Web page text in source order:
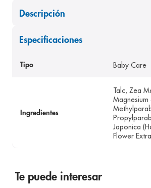
Descripción
Especificaciones
Tipo Baby Care
Ingredientes
Talc, Zea
Magnesium
Japonica
Flower
Te puede interesar
8. desodorante